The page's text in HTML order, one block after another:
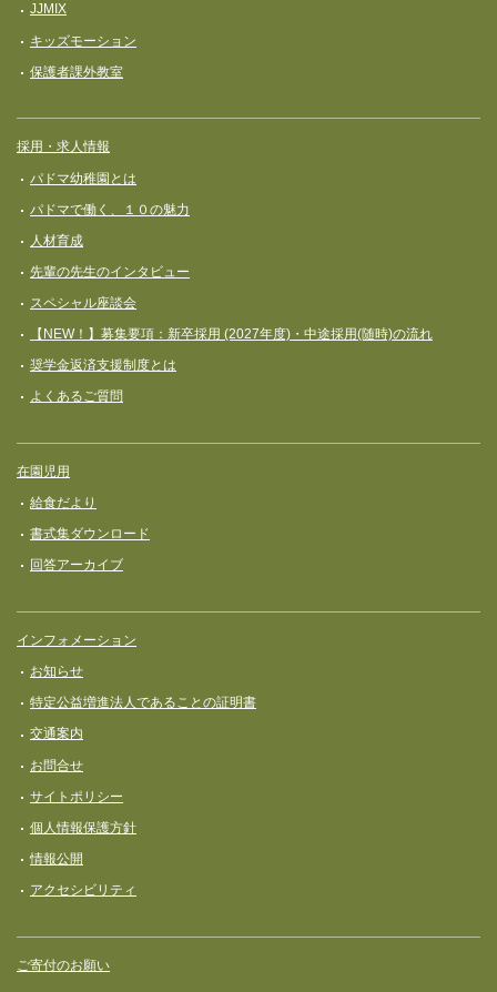
JJMIX
キッズモーション
保護者課外教室
採用・求人情報
パドマ幼稚園とは
パドマで働く、１０の魅力
人材育成
先輩の先生のインタビュー
スペシャル座談会
【NEW！】募集要項：新卒採用 (2027年度)・中途採用(随時)の流れ
奨学⾦返済⽀援制度とは
よくあるご質問
在園児用
給食だより
書式集ダウンロード
回答アーカイブ
インフォメーション
お知らせ
特定公益増進法人であることの証明書
交通案内
お問合せ
サイトポリシー
個人情報保護方針
情報公開
アクセシビリティ
ご寄付のお願い